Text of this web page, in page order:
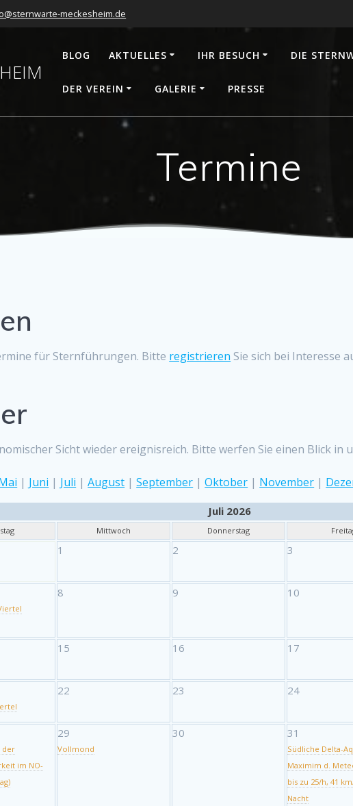
meckesheim.de
BLOG AKTUELLES IHR BESUCH DIE
DER VEREIN GALERIE PRESSE
Termine
für Sternführungen. Bitte registrieren Sie sich bei Interesse
Sicht wieder ereignisreich. Bitte werfen Sie einen Blick in
| Juni | Juli |August |September |Oktober | November |
Juli 2026
Mittwoch Donnerstag
1 2 3
8 9 10
15 16 17
22 23 24
der
im NO-
29
Vollmond
30 31
Südliche Delta-
Maximim d.
bis zu 25/h, 41
Nacht